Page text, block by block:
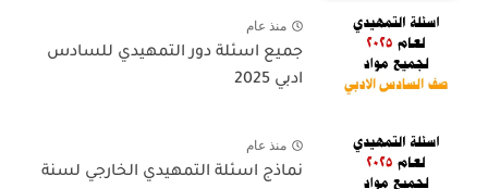
منذ عام
جميع اسئلة دور التمهيدي للسادس
ادبي 2025
منذ عام
نماذج اسئلة التمهيدي الخارجي لسنة